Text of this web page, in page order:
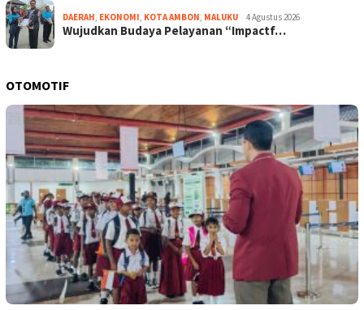
DAERAH, EKONOMI, KOTA AMBON, MALUKU 4 Agustus 2026
Wujudkan Budaya Pelayanan “Impactf…
OTOMOTIF